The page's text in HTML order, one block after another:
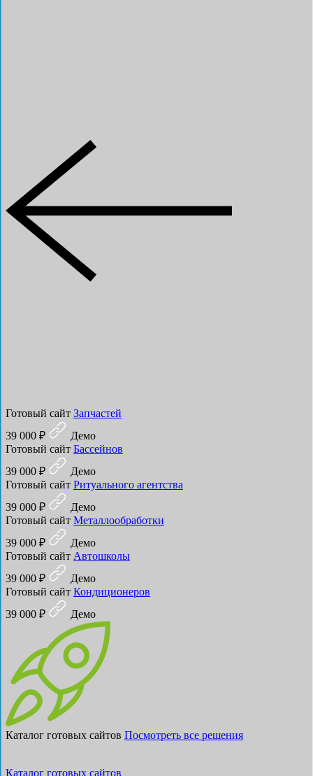
Готовый сайт Запчастей
39 000 ₽
Демо
Готовый сайт Бассейнов
39 000 ₽
Демо
Готовый сайт Ритуального агентства
39 000 ₽
Демо
Готовый сайт Металлообработки
39 000 ₽
Демо
Готовый сайт Автошколы
39 000 ₽
Демо
Готовый сайт Кондиционеров
39 000 ₽
Демо
Каталог готовых сайтов Посмотреть все решения
Каталог готовых сайтов